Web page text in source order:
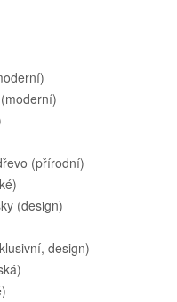
(přírodní)
(design)
design)